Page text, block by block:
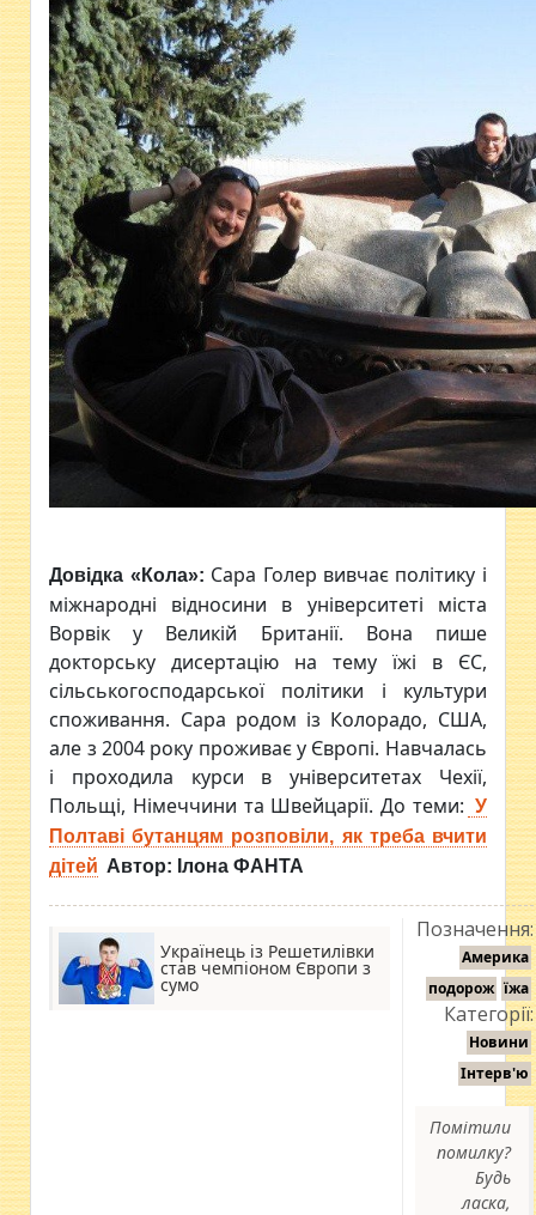
Довідка «Кола»: Сара Голер вивчає політику і
міжнародні відносини в університеті міста
Ворвік у Великій Британії. Вона пише
докторську дисертацію на тему їжі в ЄС,
сільськогосподарської політики і культури
споживання. Сара родом із Колорадо, США,
але з 2004 року проживає у Європі. Навчалась
і проходила курси в університетах Чехії,
Польщі, Німеччини та Швейцарії. До теми: У
Полтаві бутанцям розповіли, як треба вчити
дітей Автор: Ілона ФАНТА
Українець із Решетилівки
став чемпіоном Європи з
сумо
Позначення:
Америка
подорож їжа
Категорії:
Новини
Інтерв'ю
Помітили
помилку?
Будь
ласка,